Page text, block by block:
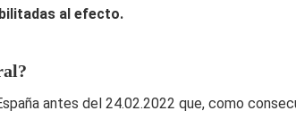
al efecto.
antes del 24.02.2022 que, como